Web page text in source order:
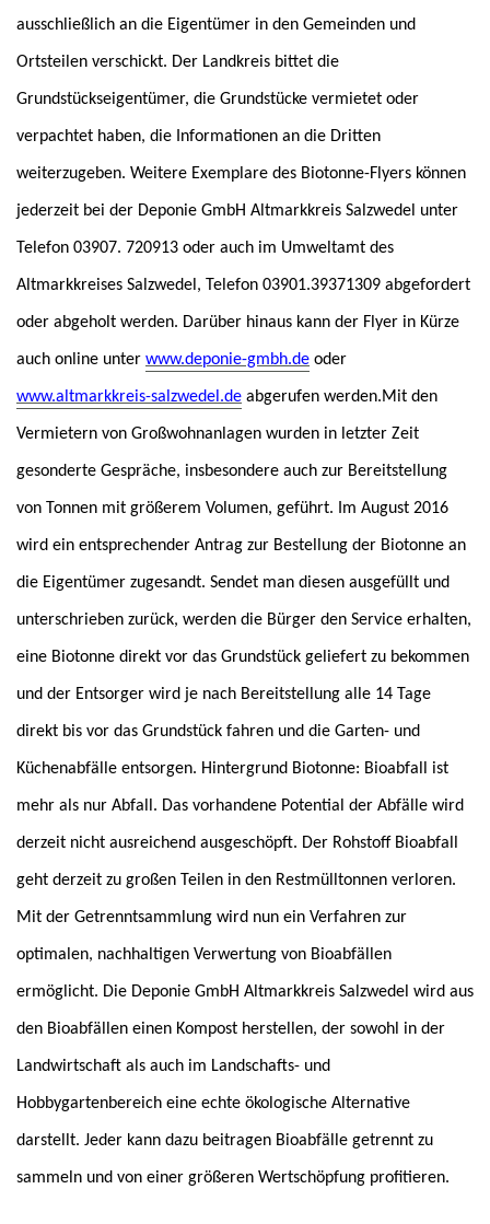
ausschließlich an die Eigentümer in den Gemeinden und
Ortsteilen verschickt. Der Landkreis bittet die
Grundstückseigentümer, die Grundstücke vermietet oder
verpachtet haben, die Informationen an die Dritten
weiterzugeben. Weitere Exemplare des Biotonne-Flyers können
jederzeit bei der Deponie GmbH Altmarkkreis Salzwedel unter
Telefon 03907. 720913 oder auch im Umweltamt des
Altmarkkreises Salzwedel, Telefon 03901.39371309 abgefordert
oder abgeholt werden. Darüber hinaus kann der Flyer in Kürze
auch online unter www.deponie-gmbh.de oder
www.altmarkkreis-salzwedel.de abgerufen werden.Mit den
Vermietern von Großwohnanlagen wurden in letzter Zeit
gesonderte Gespräche, insbesondere auch zur Bereitstellung
von Tonnen mit größerem Volumen, geführt. Im August 2016
wird ein entsprechender Antrag zur Bestellung der Biotonne an
die Eigentümer zugesandt. Sendet man diesen ausgefüllt und
unterschrieben zurück, werden die Bürger den Service erhalten,
eine Biotonne direkt vor das Grundstück geliefert zu bekommen
und der Entsorger wird je nach Bereitstellung alle 14 Tage
direkt bis vor das Grundstück fahren und die Garten- und
Küchenabfälle entsorgen. Hintergrund Biotonne: Bioabfall ist
mehr als nur Abfall. Das vorhandene Potential der Abfälle wird
derzeit nicht ausreichend ausgeschöpft. Der Rohstoff Bioabfall
geht derzeit zu großen Teilen in den Restmülltonnen verloren.
Mit der Getrenntsammlung wird nun ein Verfahren zur
optimalen, nachhaltigen Verwertung von Bioabfällen
ermöglicht. Die Deponie GmbH Altmarkkreis Salzwedel wird aus
den Bioabfällen einen Kompost herstellen, der sowohl in der
Landwirtschaft als auch im Landschafts- und
Hobbygartenbereich eine echte ökologische Alternative
darstellt. Jeder kann dazu beitragen Bioabfälle getrennt zu
sammeln und von einer größeren Wertschöpfung profitieren.